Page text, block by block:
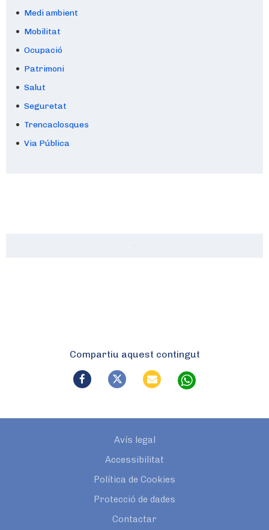
Medi ambient
Mobilitat
Ocupació
Patrimoni
Salut
Seguretat
Trencaclosques
Via Pública
Compartiu aquest contingut
Avís legal
Accessibilitat
Política de Cookies
Protecció de dades
Contactar